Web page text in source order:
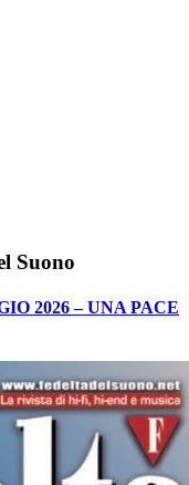
Suono
2026 – UNA PACE